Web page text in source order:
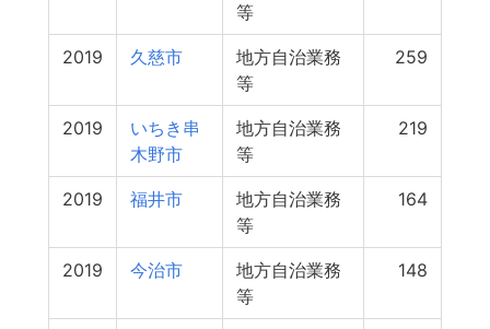
等
2019 久慈市
地方自治業務
等
259
2019
いちき串
木野市
地方自治業務
等
219
2019 福井市
地方自治業務
等
164
2019 今治市
地方自治業務
等
148